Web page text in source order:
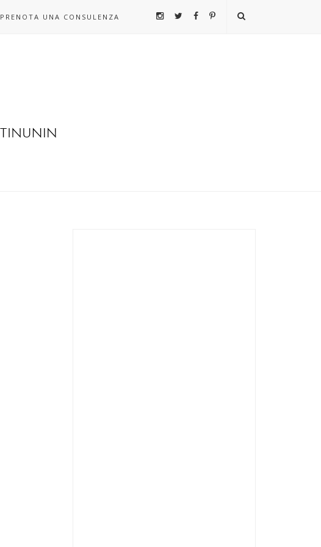
PRENOTA UNA CONSULENZA